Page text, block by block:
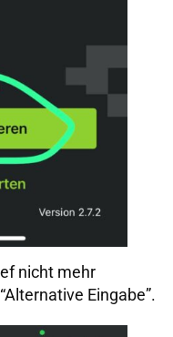
nicht mehr
Eingabe”.